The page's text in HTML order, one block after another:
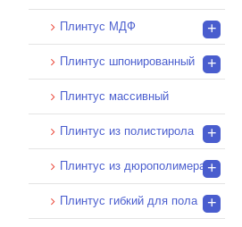
Плинтус МДФ +
Плинтус шпонированный +
Плинтус массивный
Плинтус из полистирола +
Плинтус из дюрополимера +
Плинтус гибкий для пола +